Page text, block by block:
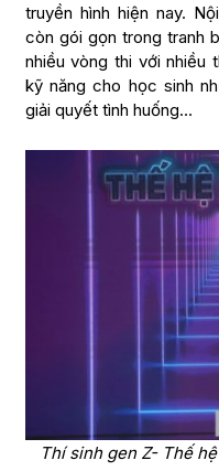
truyền hình hiện nay.
còn gói gọn trong tranh
nhiều vòng thi với nhiều
kỹ năng cho học sinh
giải quyết tình huống…
Thí sinh gen Z- Thế